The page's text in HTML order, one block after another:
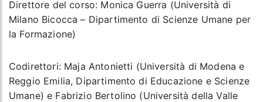
Direttore del corso: Monica Guerra (Università di
Milano Bicocca – Dipartimento di Scienze Umane per
la Formazione)
Codirettori: Maja Antonietti (Università di Modena e
Reggio Emilia, Dipartimento di Educazione e Scienze
Umane) e Fabrizio Bertolino (Università della Valle